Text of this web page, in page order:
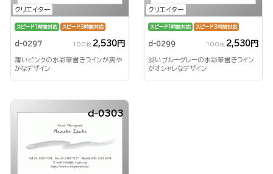
クリエイター
スピード1時間対応 スピード3時間対応
d-0297 100枚 2,530円
薄いピンクの水彩筆書きラインが爽や
かなデザイン
クリエイター
スピード1時間対応 スピード3時間対応
d-0299 100枚 2,530円
淡いブルーグレーの水彩筆書きライン
がオシャレなデザイン
d-0303